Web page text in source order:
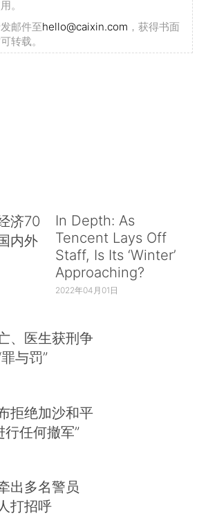
。
邮件至hello@caixin.com ，获得书面
转载。
济70
内外
In Depth: As
Tencent Lays Off
Staff, Is Its ‘Winter’
Approaching?
2022年04月01日
、医生获刑争
与罚”
拒绝加沙和平
行任何撤军”
出多名警员
打招呼